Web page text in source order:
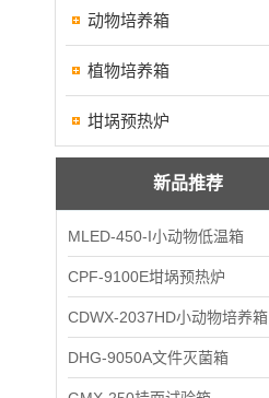
动物培养箱
植物培养箱
坩埚预热炉
新品推荐
MLED-450-I小动物低温箱
CPF-9100E坩埚预热炉
CDWX-2037HD小动物培养箱
DHG-9050A文件灭菌箱